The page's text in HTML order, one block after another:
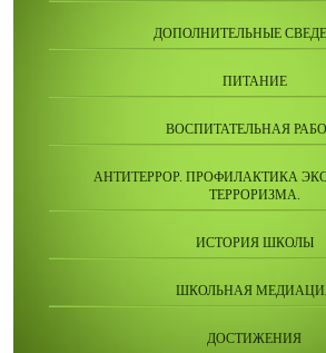
ДОПОЛНИТЕЛЬНЫЕ
ПИТАНИЕ
ВОСПИТАТЕЛЬНАЯ
АНТИТЕРРОР. ПРОФИЛАКТИКА
ТЕРРОРИЗМА.
ИСТОРИЯ ШКОЛЫ
ШКОЛЬНАЯ
ДОСТИЖЕНИЯ